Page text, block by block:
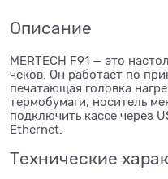
Описание
MERTECH F91 — это
чеков. Он работает по
печатающая головка
термобумаги, носитель
подключить кассе через
Ethernet.
Технические